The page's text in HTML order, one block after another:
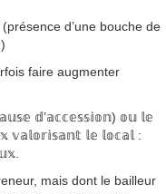
(présence d’une bouche de
faire augmenter
𝕕’𝕒𝕔𝕔𝕖𝕤𝕤𝕚𝕠𝕟) 𝕠𝕦 𝕝𝕖
𝕝𝕖 𝕝𝕠𝕔𝕒𝕝 :
mais dont le bailleur